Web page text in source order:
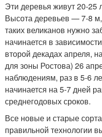
Эти деревья живут 20-25
Высота деревьев — 7-8 м,
таких великанов нужно
начинается в
второй декадах апреля,
для зоны Ростова) 26
наблюдениям, раз в 5-6
начинается на 5-7 дней
среднегодовых сроков.
Все новые и старые
правильной технологии